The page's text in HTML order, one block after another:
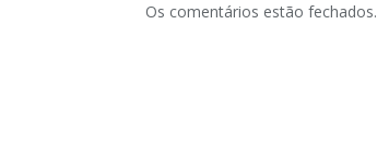
Os comentários estão fechados.